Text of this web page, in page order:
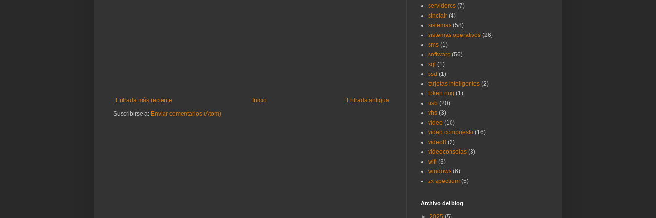
Entrada más reciente Entrada antigua
Inicio
Suscribirse a: Enviar comentarios (Atom)
servidores (7)
sinclair (4)
sistemas (58)
sistemas operativos (26)
sms (1)
software (56)
sql (1)
ssd (1)
tarjetas inteligentes (2)
token ring (1)
usb (20)
vhs (3)
vídeo (10)
vídeo compuesto (16)
video8 (2)
videoconsolas (3)
wifi (3)
windows (6)
zx spectrum (5)
Archivo del blog
► 2025 (5)